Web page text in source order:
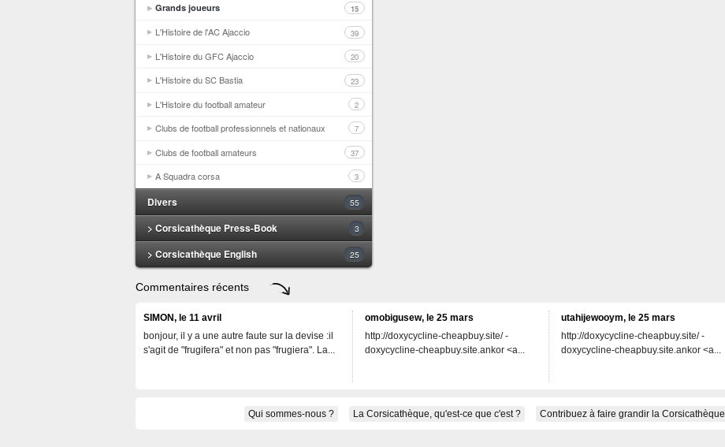
Grands joueurs
15
L'Histoire de l'AC Ajaccio 39
L'Histoire du GFC Ajaccio 20
L'Histoire du SC Bastia 23
L'Histoire du football amateur 2
Clubs de football professionnels et nationaux 7
Clubs de football amateurs 37
A Squadra corsa 3
Divers 55
> Corsicathèque Press-Book 3
> Corsicathèque English 25
Commentaires récents
SIMON, le 11 avril
bonjour, il y a une autre faute sur la devise :il
s'agit de "frugifera" et non pas "frugiera". La...
omobigusew, le 25 mars
http://doxycycline-cheapbuy.site/ -
doxycycline-cheapbuy.site.ankor <a...
utahijewooym, le 25 mars
http://doxycycline-cheapbuy.site/ -
doxycycline-cheapbuy.site.ankor <a...
Qui sommes-nous ? La Corsicathèque, qu'est-ce que c'est ? Contribuez à faire grandir la Corsicathèque